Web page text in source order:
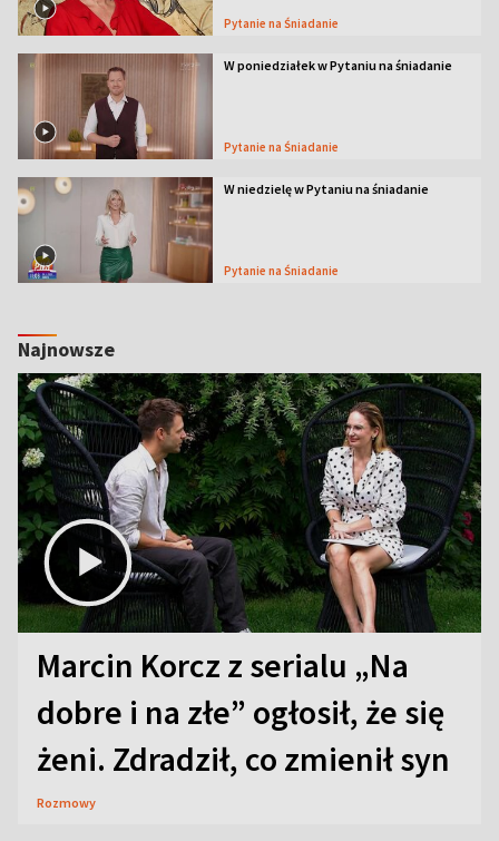
Pytanie na Śniadanie
W poniedziałek w Pytaniu na śniadanie
Pytanie na Śniadanie
W niedzielę w Pytaniu na śniadanie
Pytanie na Śniadanie
Najnowsze
Marcin Korcz z serialu „Na
dobre i na złe” ogłosił, że się
żeni. Zdradził, co zmienił syn
Rozmowy